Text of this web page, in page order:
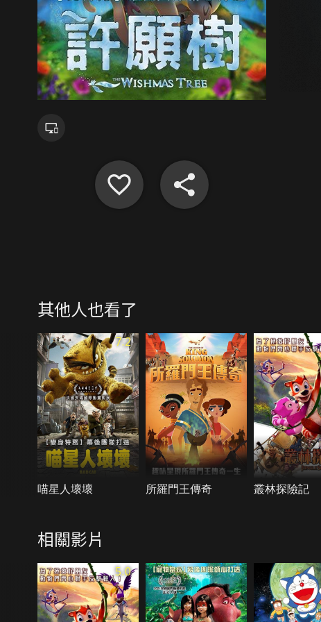
其他人也看了
7.2
喵星人壞壞 所羅門王傳奇 叢林探險記
相關影片
5.0